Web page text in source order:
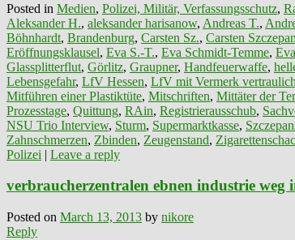
Posted in Medien, Polizei, Militär, Verfassungsschutz,
Aleksander H., aleksander harisanow, Andreas T.,
Böhnhardt, Brandenburg, Carsten Sz., Carsten
Eröffnungsklausel, Eva S.-T., Eva Schmidt-Temme,
Glassplitterflut, Görlitz, Graupner, Handfeuerwaffe,
Lebensgefahr, LfV Hessen, LfV mit Vermerk vertraulich
Mitführen einer Plastiktüte, Mitschriften, Mittäter der
Prozesstage, Quittung, RAin, Registrierausschub,
NSU Trio Interview, Sturm, Supermarktkasse,
Zahnschmerzen, Zbinden, Zeugenstand,
Polizei | Leave a reply
verbraucherzentralen ebnen industrie weg
Posted on March 13, 2013 by nikore
Reply